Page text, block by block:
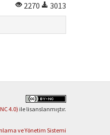
2270
3013
4.0) ile lisanslanmıştır.
ve Yönetim Sistemi